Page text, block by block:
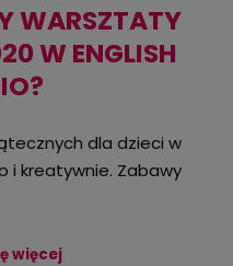
WARSZTATY
W ENGLISH
dla dzieci w
i kreatywnie. Zabawy
więcej